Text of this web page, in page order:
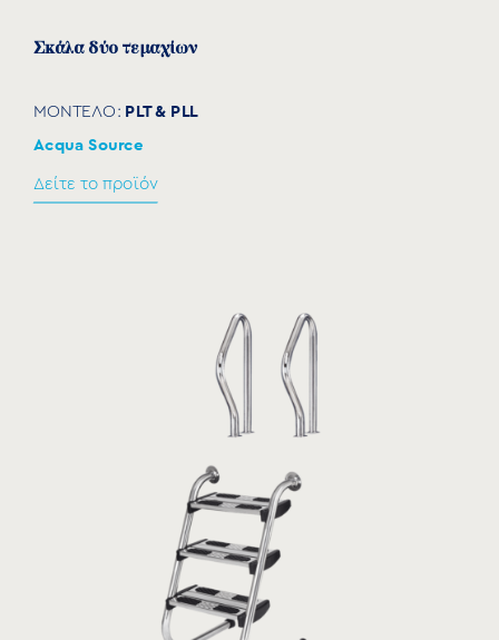
Σκάλα δύο τεμαχίων
ΜΟΝΤΕΛΟ: PLT & PLL
Acqua Source
Δείτε το προϊόν